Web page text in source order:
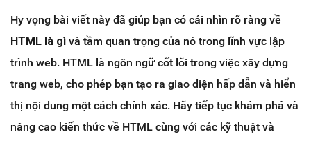
Hy vọng bài viết này đã giúp bạn có cái nhìn rõ ràng về
HTML là gì và tầm quan trọng của nó trong lĩnh vực lập
trình web. HTML là ngôn ngữ cốt lõi trong việc xây dựng
trang web, cho phép bạn tạo ra giao diện hấp dẫn và hiển
thị nội dung một cách chính xác. Hãy tiếp tục khám phá và
nâng cao kiến thức về HTML cùng với các kỹ thuật và